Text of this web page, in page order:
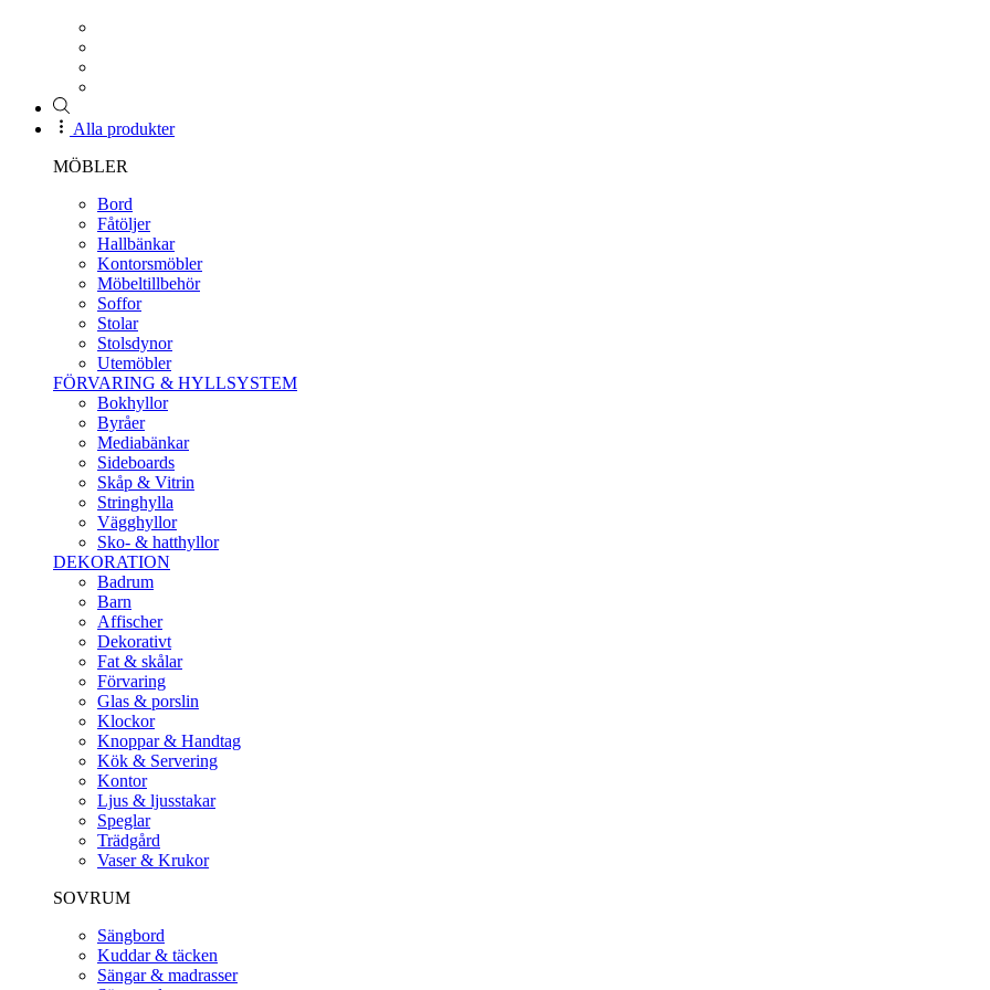
Alla produkter
MÖBLER
Bord
Fåtöljer
Hallbänkar
Kontorsmöbler
Möbeltillbehör
Soffor
Stolar
Stolsdynor
Utemöbler
FÖRVARING & HYLLSYSTEM
Bokhyllor
Byråer
Mediabänkar
Sideboards
Skåp & Vitrin
Stringhylla
Vägghyllor
Sko- & hatthyllor
DEKORATION
Badrum
Barn
Affischer
Dekorativt
Fat & skålar
Förvaring
Glas & porslin
Klockor
Knoppar & Handtag
Kök & Servering
Kontor
Ljus & ljusstakar
Speglar
Trädgård
Vaser & Krukor
SOVRUM
Sängbord
Kuddar & täcken
Sängar & madrasser